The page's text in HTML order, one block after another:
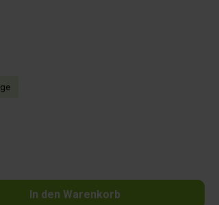
ein oder benutze die Schaltflächen um die Anzahl
In den Warenkorb